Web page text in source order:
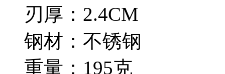
刃厚：2.4CM
钢材：不锈钢
重量：195克